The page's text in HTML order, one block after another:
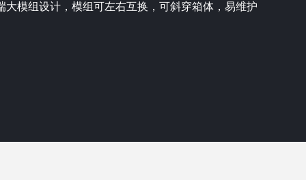
大模组设计，模组可左右互换，可斜穿箱体，易维护